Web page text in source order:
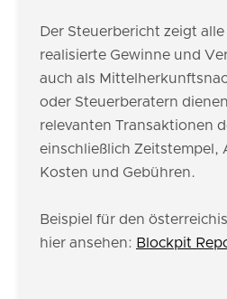
Der Steuerbericht zeigt
realisierte Gewinne und
auch als
oder Steuerberatern
relevanten Transaktionen
einschließlich Zeitstempel,
Kosten und Gebühren.
Beispiel für den
hier ansehen: Blockpit